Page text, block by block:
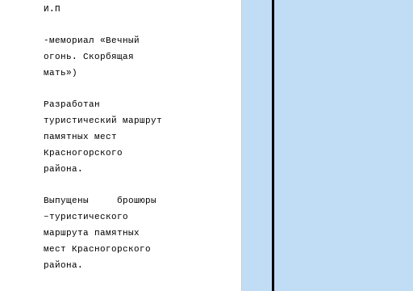
И.П
-мемориал «Вечный
огонь. Скорбящая
мать»)
Разработан
туристический маршрут
памятных мест
Красногорского
района.
Выпущены брошюры
–туристического
маршрута памятных
мест Красногорского
района.